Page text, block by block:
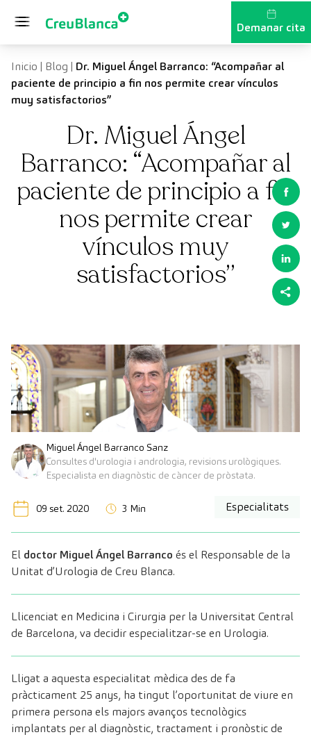
Demanar cita
Inicio | Blog | Dr. Miguel Ángel Barranco: “Acompañar al
paciente de principio a fin nos permite crear vínculos
muy satisfactorios”
Dr. Miguel Ángel
Barranco: “Acompañar al
paciente de principio a fin
nos permite crear
vínculos muy
satisfactorios”
Miguel Ángel Barranco Sanz
Consultes d'urologia i andrologia, revisions urològiques.
Especialista en diagnòstic de càncer de pròstata.
09 set. 2020 3 Min Especialitats
El doctor Miguel Ángel Barranco és el Responsable de la
Unitat d’Urologia de Creu Blanca.
Llicenciat en Medicina i Cirurgia per la Universitat Central
de Barcelona, va decidir especialitzar-se en Urologia.
Lligat a aquesta especialitat mèdica des de fa
pràcticament 25 anys, ha tingut l’oportunitat de viure en
primera persona els majors avanços tecnològics
implantats per al diagnòstic, tractament i pronòstic de